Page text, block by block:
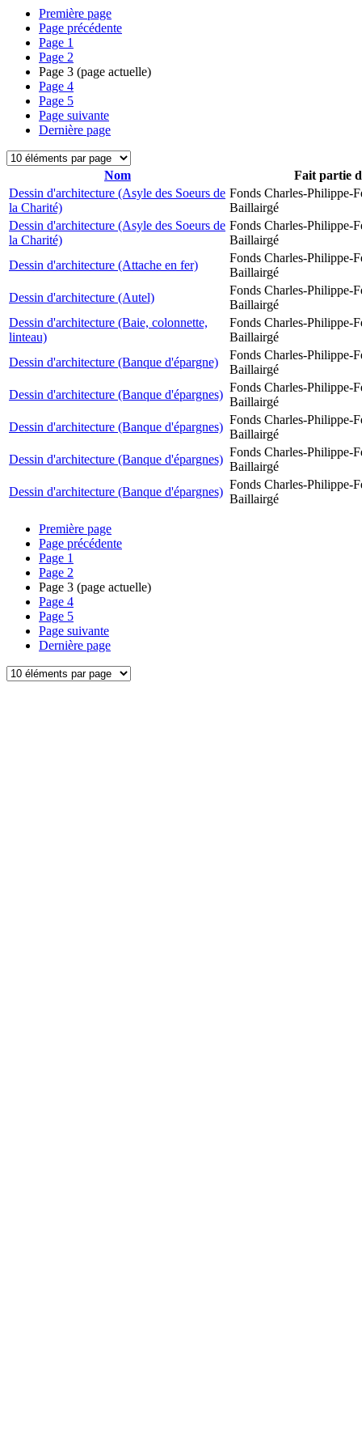
Première page
Page précédente
Page 1
Page 2
Page 3 (page actuelle)
Page 4
Page 5
Page suivante
Dernière page
Nom
Fait partie
Dessin d'architecture (Asyle des Soeurs de
la Charité)
Fonds Charles-Philippe-
Baillairgé
Dessin d'architecture (Asyle des Soeurs de
la Charité)
Fonds Charles-Philippe-
Baillairgé
Dessin d'architecture (Attache en fer)
Fonds Charles-Philippe-
Baillairgé
Dessin d'architecture (Autel)
Fonds Charles-Philippe-
Baillairgé
Dessin d'architecture (Baie, colonnette,
linteau)
Fonds Charles-Philippe-
Baillairgé
Dessin d'architecture (Banque d'épargne)
Fonds Charles-Philippe-
Baillairgé
Dessin d'architecture (Banque d'épargnes)
Fonds Charles-Philippe-
Baillairgé
Dessin d'architecture (Banque d'épargnes)
Fonds Charles-Philippe-
Baillairgé
Dessin d'architecture (Banque d'épargnes)
Fonds Charles-Philippe-
Baillairgé
Dessin d'architecture (Banque d'épargnes)
Fonds Charles-Philippe-
Baillairgé
Première page
Page précédente
Page 1
Page 2
Page 3 (page actuelle)
Page 4
Page 5
Page suivante
Dernière page